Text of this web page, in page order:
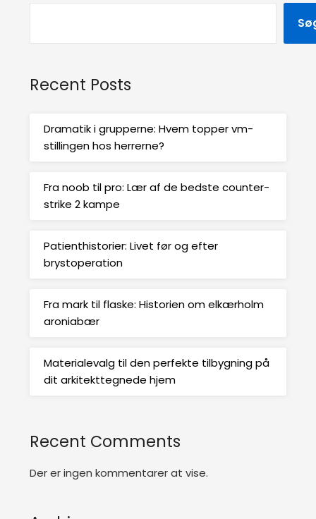
Recent Posts
Dramatik i grupperne: Hvem topper vm-
stillingen hos herrerne?
Fra noob til pro: Lær af de bedste counter-
strike 2 kampe
Patienthistorier: Livet før og efter
brystoperation
Fra mark til flaske: Historien om elkærholm
aroniabær
Materialevalg til den perfekte tilbygning på
dit arkitekttegnede hjem
Recent Comments
Der er ingen kommentarer at vise.